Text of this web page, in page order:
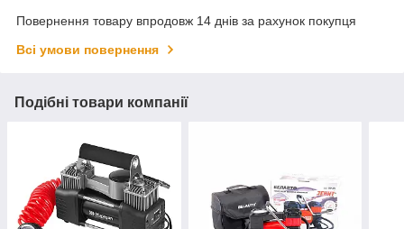
Повернення товару впродовж 14 днів за рахунок покупця
Всі умови повернення
Подібні товари компанії